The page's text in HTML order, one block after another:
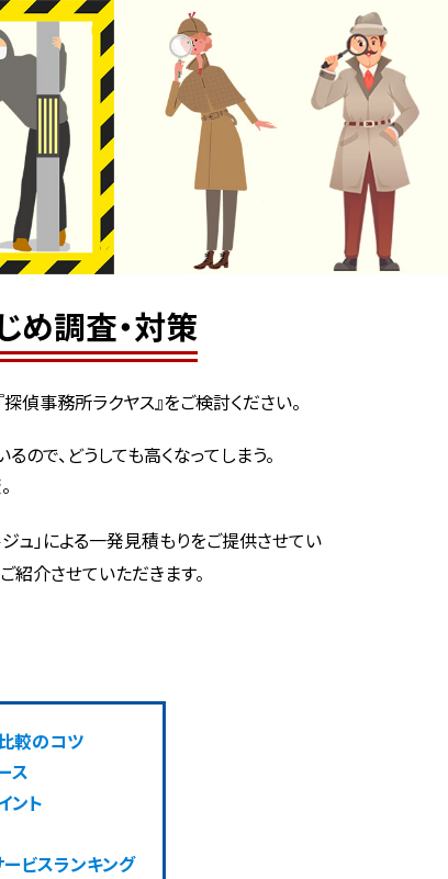
め調査・対策
探偵事務所ラクヤス』をご検討ください。
で、どうしても高くなってしまう。
ュ」による一発見積もりをご提供させてい
紹介させていただきます。
較のコツ
ス
ント
ービスランキング